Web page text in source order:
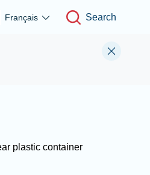
Français Search